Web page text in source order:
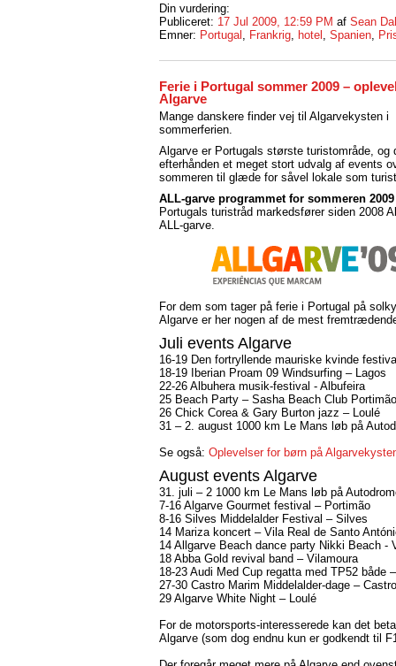
Din vurdering:
Publiceret: 17 Jul 2009, 12:59 PM af Sean
Emner: Portugal Frankrig hotel Spanien
Ferie i Portugal sommer 2009 –
Algarve
Mange danskere finder vej til Algarvekysten i
sommerferien.
Algarve er Portugals største turistområde, og
efterhånden et meget stort udvalg af events
sommeren til glæde for såvel lokale som
ALL-garve programmet for sommeren 2009
Portugals turistråd markedsfører siden 2008
ALL-garve.
For dem som tager på ferie i Portugal på
Algarve er her nogen af de mest
Juli events Algarve
16-19 Den fortryllende mauriske kvinde
18-19 Iberian Proam 09 Windsurfing – Lagos
22-26 Albuhera musik-festival - Albufeira
25 Beach Party – Sasha Beach Club Portimão
26 Chick Corea & Gary Burton jazz – Loulé
31 – 2. august 1000 km Le Mans løb på
Se også: Oplevelser for børn på
August events Algarve
31. juli – 2 1000 km Le Mans løb på
7-16 Algarve Gourmet festival – Portimão
8-16 Silves Middelalder Festival – Silves
14 Mariza koncert – Vila Real de Santo
14 Allgarve Beach dance party Nikki Beach -
18 Abba Gold revival band – Vilamoura
18-23 Audi Med Cup regatta med TP52 både
27-30 Castro Marim Middelalder-dage –
29 Algarve White Night – Loulé
For de motorsports-interesserede kan det
Algarve (som dog endnu kun er godkendt til